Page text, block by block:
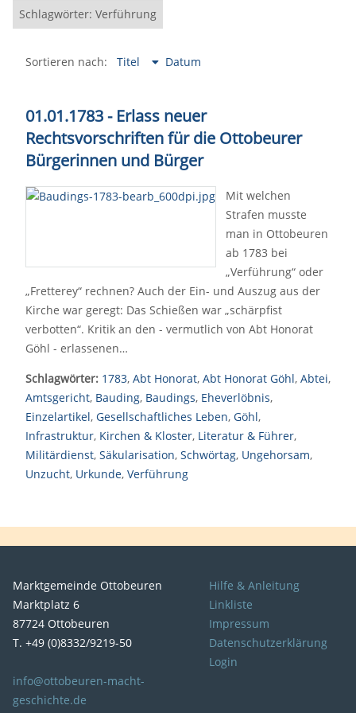
Schlagwörter: Verführung
Sortieren nach: Titel Datum
01.01.1783 - Erlass neuer
Rechtsvorschriften für die Ottobeurer
Bürgerinnen und Bürger
Mit welchen
Strafen musste
man in Ottobeuren
ab 1783 bei
„Verführung“ oder
„Fretterey“ rechnen? Auch der Ein- und Auszug aus der
Kirche war geregt: Das Schießen war „schärpfist
verbotten“. Kritik an den - vermutlich von Abt Honorat
Göhl - erlassenen…
Schlagwörter: 1783, Abt Honorat, Abt Honorat Göhl, Abtei,
Amtsgericht, Bauding, Baudings, Eheverlöbnis,
Einzelartikel, Gesellschaftliches Leben, Göhl,
Infrastruktur, Kirchen & Kloster, Literatur & Führer,
Militärdienst, Säkularisation, Schwörtag, Ungehorsam,
Unzucht, Urkunde, Verführung
Marktgemeinde Ottobeuren
Marktplatz 6
87724 Ottobeuren
T. +49 (0)8332/9219-50
info@ottobeuren-macht-
geschichte.de
Hilfe & Anleitung
Linkliste
Impressum
Datenschutzerklärung
Login